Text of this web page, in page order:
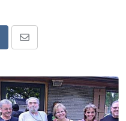
Share
Email